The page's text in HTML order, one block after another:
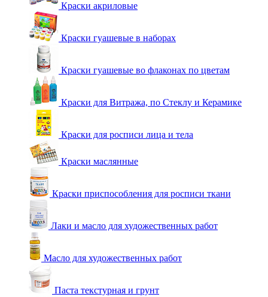
Краски акриловые
Краски гуашевые в наборах
Краски гуашевые во флаконах по цветам
Краски для Витража, по Стеклу и Керамике
Краски для росписи лица и тела
Краски маслянные
Краски приспособления для росписи ткани
Лаки и масло для художественных работ
Масло для художественных работ
Паста текстурная и грунт